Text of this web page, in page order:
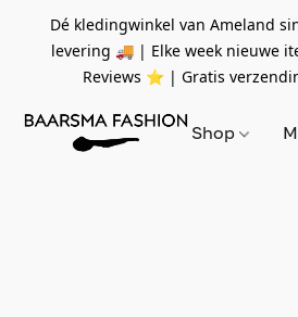
Dé kledingwinkel van Ameland
levering 🚚 | Elke week nieuwe
Reviews ⭐️ | Gratis
Shop